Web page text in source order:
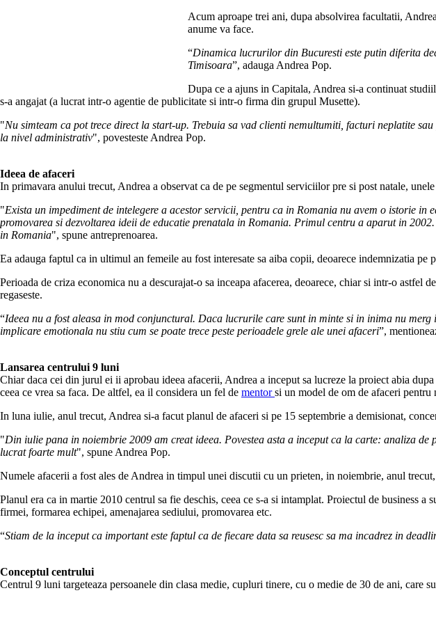
Acum aproape trei ani, dupa absolvirea facultatii,
anume va face.
“Dinamica lucrurilor din Bucuresti este putin diferita
Timisoara”, adauga Andrea Pop.
Dupa ce a ajuns in Capitala, Andrea si-a continuat
s-a angajat (a lucrat intr-o agentie de publicitate si intr-o firma din grupul Musette).
"Nu simteam ca pot trece direct la start-up. Trebuia sa vad clienti nemultumiti, facturi neplatite
la nivel administrativ", povesteste Andrea Pop.
Ideea de afaceri
In primavara anului trecut, Andrea a observat ca de pe segmentul serviciilor pre si post natale,
"Exista un impediment de intelegere a acestor servicii, pentru ca in Romania nu avem o istorie
promovarea si dezvoltarea ideii de educatie prenatala in Romania. Primul centru a aparut in
in Romania", spune antreprenoarea.
Ea adauga faptul ca in ultimul an femeile au fost interesate sa aiba copii, deoarece indemnizatia
Perioada de criza economica nu a descurajat-o sa inceapa afacerea, deoarece, chiar si intr-o astfel
regaseste.
“Ideea nu a fost aleasa in mod conjunctural. Daca lucrurile care sunt in minte si in inima nu
implicare emotionala nu stiu cum se poate trece peste perioadele grele ale unei afaceri”,
Lansarea centrului 9 luni
Chiar daca cei din jurul ei ii aprobau ideea afacerii, Andrea a inceput sa lucreze la proiect abia
ceea ce vrea sa faca. De altfel, ea il considera un fel de mentorsi un model de om de afaceri pentru
In luna iulie, anul trecut, Andrea si-a facut planul de afaceri si pe 15 septembrie a demisionat,
"Din iulie pana in noiembrie 2009 am creat ideea. Povestea asta a inceput ca la carte: analiza
lucrat foarte mult", spune Andrea Pop.
Numele afacerii a fost ales de Andrea in timpul unei discutii cu un prieten, in noiembrie, anul
Planul era ca in martie 2010 centrul sa fie deschis, ceea ce s-a si intamplat. Proiectul de business
firmei, formarea echipei, amenajarea sediului, promovarea etc.
“Stiam de la inceput ca important este faptul ca de fiecare data sa reusesc sa ma incadrez in
Conceptul centrului
Centrul 9 luni targeteaza persoanele din clasa medie, cupluri tinere, cu o medie de 30 de ani, care